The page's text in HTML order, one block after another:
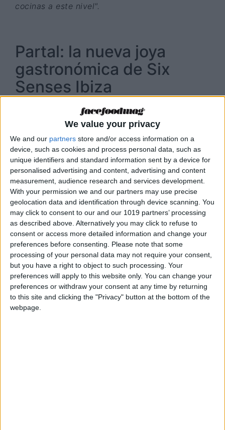
We value your privacy
We and our partners store and/or access information on a
device, such as cookies and process personal data, such as
unique identifiers and standard information sent by a device for
personalised advertising and content, advertising and content
measurement, audience research and services development.
With your permission we and our partners may use precise
geolocation data and identification through device scanning. You
may click to consent to our and our 1019 partners’ processing
as described above. Alternatively you may click to refuse to
consent or access more detailed information and change your
preferences before consenting.
Please note that some
processing of your personal data may not require your consent,
but you have a right to object to such processing. Your
preferences will apply to this website only. You can change your
preferences or withdraw your consent at any time by returning
to this site and clicking the "Privacy" button at the bottom of the
webpage.
cocinas a este nivel".
Partal: la nueva joya
gastronómica de Six
Senses Ibiza
es la gran apuesta del año en Six Senses.
Un espacio de inspiración mediterránea, con
que toma su nombre de uno de los patios más
emblemáticos de la Alhambra.“Queríamos que
fuese un lugar de encuentro, como el original. Y
por eso está justo en el corazón del resort” ,
explica Andrés.
En su carta, destacan pescados enteros a la
parrilla, paellas con carácter y carnes nobles
que se trinchan en mesa. Pero es de noche
cuando la propuesta sube el listón. Y ahí, entre
luces suaves y brisa marina, aparece la joya:
lubina Aquanaria al josper, con velouté de
garum casero, couscous de verbena, granada e